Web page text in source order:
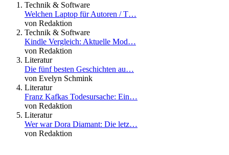
Technik & Software
Welchen Laptop für Autoren / T…
von Redaktion
Technik & Software
Kindle Vergleich: Aktuelle Mod…
von Redaktion
Literatur
Die fünf besten Geschichten au…
von Evelyn Schmink
Literatur
Franz Kafkas Todesursache: Ein…
von Redaktion
Literatur
Wer war Dora Diamant: Die letz…
von Redaktion